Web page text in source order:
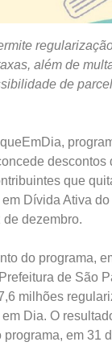
além de
de
descontos
que
Dívida Ativa
dezembro.
do programa,
de São
milhões
Dia. O
em 31